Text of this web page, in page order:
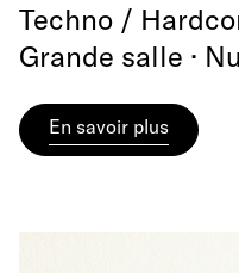
Techno /
Grande salle ·
En savoir plus